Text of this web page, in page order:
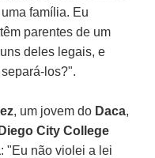
família. Eu
parentes de um
deles legais, e
los?".
, um jovem do Daca,
City College
: "Eu não violei a lei